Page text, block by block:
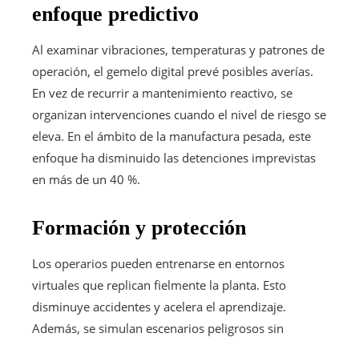
enfoque predictivo
Al examinar vibraciones, temperaturas y patrones de
operación, el gemelo digital prevé posibles averías.
En vez de recurrir a mantenimiento reactivo, se
organizan intervenciones cuando el nivel de riesgo se
eleva. En el ámbito de la manufactura pesada, este
enfoque ha disminuido las detenciones imprevistas
en más de un 40 %.
Formación y protección
Los operarios pueden entrenarse en entornos
virtuales que replican fielmente la planta. Esto
disminuye accidentes y acelera el aprendizaje.
Además, se simulan escenarios peligrosos sin